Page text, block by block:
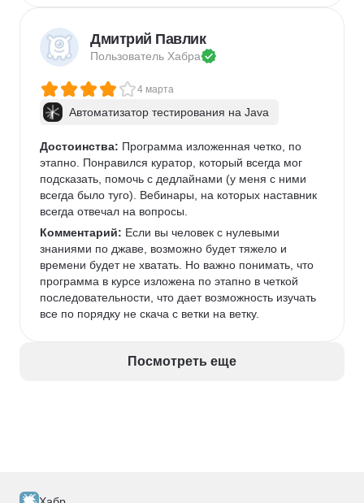
Дмитрий Павлик
Пользователь Хабра
4 марта
Автоматизатор тестирования на Java
Достоинства: Программа изложенная четко, по
этапно. Понравился куратор, который всегда мог
подсказать, помочь с дедлайнами (у меня с ними
всегда было туго). Вебинары, на которых наставник
всегда отвечал на вопросы.
Комментарий: Если вы человек с нулевыми
знаниями по джаве, возможно будет тяжело и
времени будет не хватать. Но важно понимать, что
программа в курсе изложена по этапно в четкой
последовательности, что дает возможность изучать
все по порядку не скача с ветки на ветку.
Посмотреть еще